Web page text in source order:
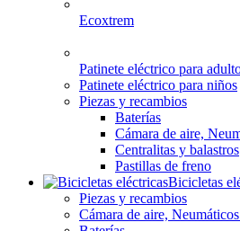
Ecoxtrem
Patinete eléctrico para
Patinete eléctrico para niños
Piezas y recambios
Baterías
Cámara de aire,
Centralitas y balastros
Pastillas de freno
Bicicletas
Piezas y recambios
Cámara de aire,